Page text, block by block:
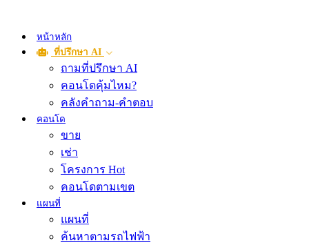
หน้าหลัก
ที่ปรึกษา AI
ถามที่ปรึกษา AI
คอนโดคุ้มไหม?
คลังคำถาม-คำตอบ
คอนโด
ขาย
เช่า
โครงการ Hot
คอนโดตามเขต
แผนที่
แผนที่
ค้นหาตามรถไฟฟ้า